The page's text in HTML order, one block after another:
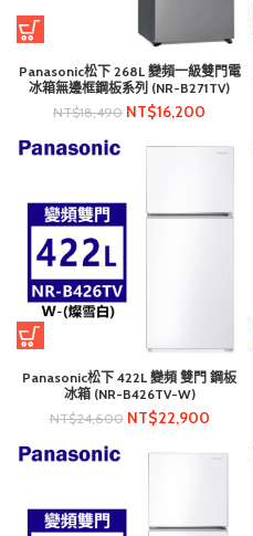
Panasonic松下 268L 變頻一級雙門電
冰箱無邊框鋼板系列 (NR-B271TV)
NT$18,490 NT$16,200
Panasonic松下 422L 變頻 雙門 鋼板
冰箱 (NR-B426TV-W)
NT$24,600 NT$22,900